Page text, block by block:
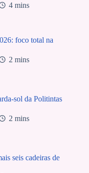
4 mins
foco total na
2 mins
sol da Politintas
2 mins
seis cadeiras de